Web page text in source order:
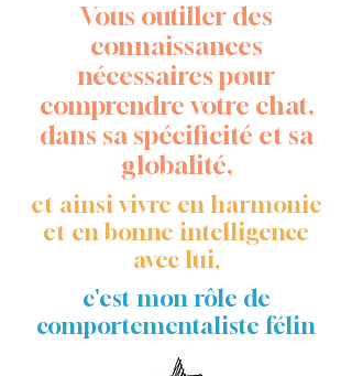
Vous outiller des
connaissances
nécessaires pour
comprendre votre chat,
dans sa spécificité et sa
globalité,
et ainsi vivre en harmonie
et en bonne intelligence
avec lui,
c'est mon rôle de
comportementaliste félin